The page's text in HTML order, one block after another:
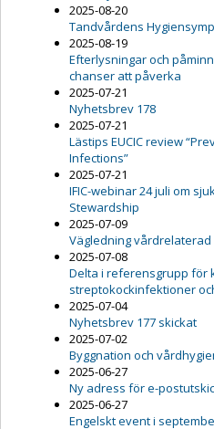
2025-08-20
Tandvårdens
2025-08-19
Efterlysningar och
chanser att påverka
2025-07-21
Nyhetsbrev 178
2025-07-21
Lästips EUCIC review
Infections”
2025-07-21
IFIC-webinar 24 juli om
Stewardship
2025-07-09
Vägledning
2025-07-08
Delta i referensgrupp för
streptokockinfektioner
2025-07-04
Nyhetsbrev 177 skickat
2025-07-02
Byggnation och
2025-06-27
Ny adress för e-
2025-06-27
Engelskt event i